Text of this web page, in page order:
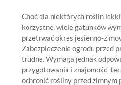
Choć dla niektórych roślin
korzystne, wiele gatunków
przetrwać okres jesienno-
Zabezpieczenie ogrodu przed
trudne. Wymaga jednak
przygotowania i znajomości
ochronić rośliny przed zimnym